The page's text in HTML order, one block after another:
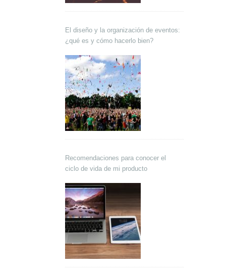
El diseño y la organización de eventos:
¿qué es y cómo hacerlo bien?
Recomendaciones para conocer el
ciclo de vida de mi producto